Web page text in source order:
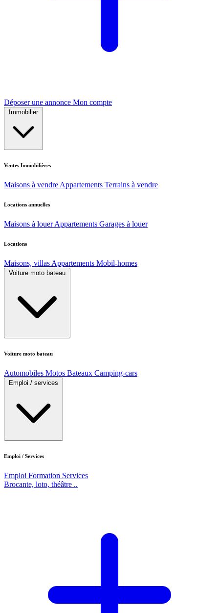
Déposer une annonce Mon compte
Immobilier
Ventes Immobilières
Maisons à vendre Appartements Terrains à vendre
Locations annuelles
Maisons à louer Appartements Garages à louer
Locations
Maisons, villas Appartements Mobil-homes
Voiture moto bateau
Voiture moto bateau
Automobiles Motos Bateaux Camping-cars
Emploi / services
Emploi / Services
Emploi Formation Services
Brocante, loto, théâtre ..